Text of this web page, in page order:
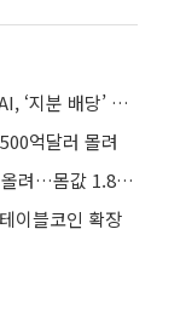
AI 돈 잔치 국민과 나눈다?…트럼프·오픈AI, ‘지분 배당’ 방안 모색
억달러 몰려
스페이스X, 사상 최대 750억달러 IPO 닻 올려…몸값 1.8조달러 목표
이블코인 확장